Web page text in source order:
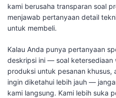
kami berusaha transparan soal
menjawab pertanyaan detail
untuk membeli.
Kalau Anda punya pertanyaan
deskripsi ini — soal ketersediaan
produksi untuk pesanan khusus,
ingin diketahui lebih jauh —
kami langsung. Kami lebih suka